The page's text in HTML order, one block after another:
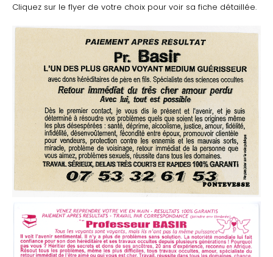
Cliquez sur le flyer de votre choix pour voir sa fiche détaillée.